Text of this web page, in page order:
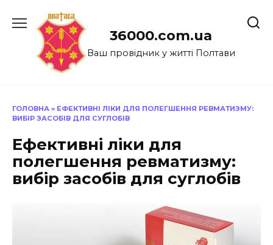
до
36000.com.ua
Ваш провідник у житті Полтави
ГОЛОВНА » ЕФЕКТИВНІ ЛІКИ ДЛЯ ПОЛЕГШЕННЯ РЕВМАТИЗМУ:
ВИБІР ЗАСОБІВ ДЛЯ СУГЛОБІВ
Ефективні ліки для
полегшення ревматизму:
вибір засобів для суглобів